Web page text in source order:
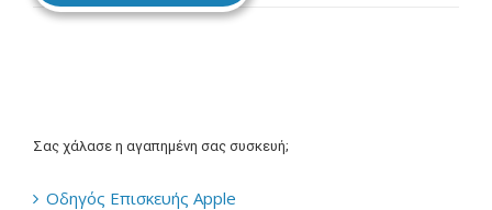
Σας χάλασε η αγαπημένη σας συσκευή;
Οδηγός Επισκευής Apple